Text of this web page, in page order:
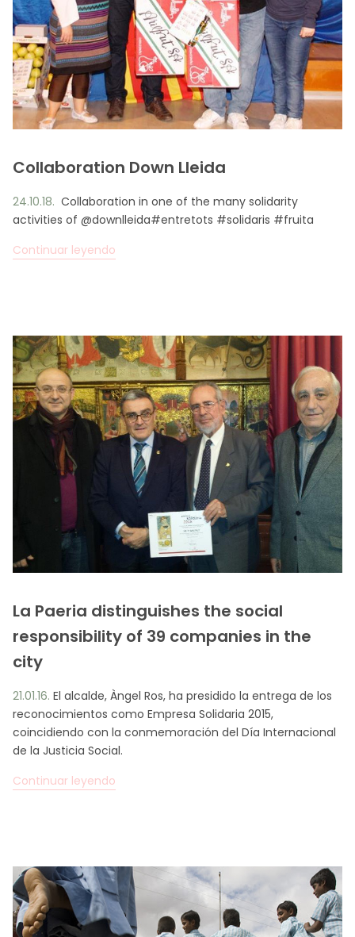
Collaboration Down Lleida
24.10.18. Collaboration in one of the many solidarity
activities of @downlleida#entretots #solidaris #fruita
Continuar leyendo
La Paeria distinguishes the social
responsibility of 39 companies in the
city
21.01.16. El alcalde, Àngel Ros, ha presidido la entrega de los
reconocimientos como Empresa Solidaria 2015,
coincidiendo con la conmemoración del Día Internacional
de la Justicia Social.
Continuar leyendo